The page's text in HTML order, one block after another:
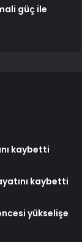
güç ile
kaybetti
kaybetti
yükselişe